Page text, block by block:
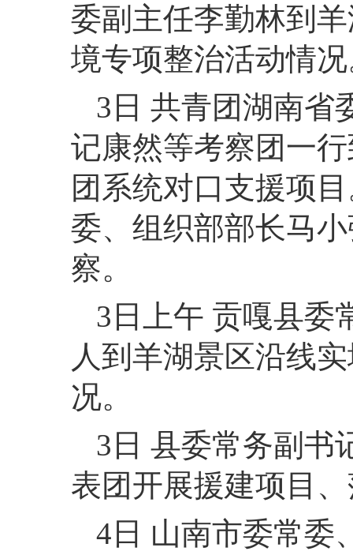
委副主任李勤林到
境专项整治活动情
3日 共青团湖南省
记康然等考察团一
团系统对口支援项
委、组织部部长马
察。
3日上午 贡嘎县委
人到羊湖景区沿线
况。
3日 县委常务副书
表团开展援建项目
4日 山南市委常委